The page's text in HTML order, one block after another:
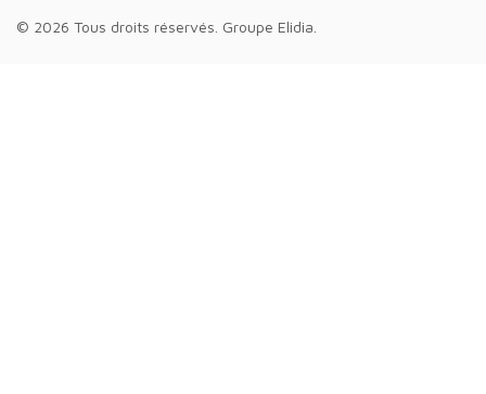
© 2026 Tous droits réservés. Groupe Elidia